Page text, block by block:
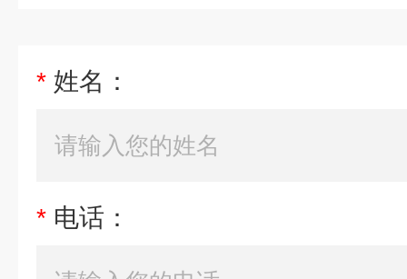
* 姓名：
* 电话：